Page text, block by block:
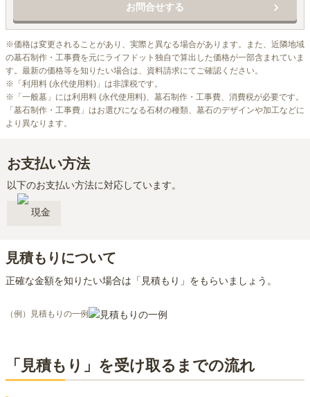
して彫刻料、消費税が含まれています。
お問合せする
※価格は変更されることがあり、実際と異なる場合があります。また、近隣地域
の墓石制作・工事費を元にライフドット独自で算出した価格が一部含まれていま
す。最新の価格等を知りたい場合は、資料請求にてご確認ください。
※「利用料 (永代使用料)」は非課税です。
※「一般墓」には利用料 (永代使用料)、墓石制作・工事費、消費税が必要です。
「墓石制作・工事費」はお選びになる石材の種類、墓石のデザインや加工などに
より異なります。
お支払い方法
以下のお支払い方法に対応しています。
現金
見積もりについて
正確な金額を知りたい場合は「見積もり」をもらいましょう。
（例）見積もりの一例
「見積もり」を受け取るまでの流れ